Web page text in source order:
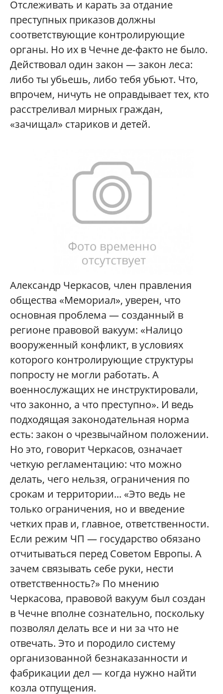
Отслеживать и карать за отдание
преступных приказов должны
соответствующие контролирующие
органы. Но их в Чечне де-факто не было.
Действовал один закон — закон леса:
либо ты убьешь, либо тебя убьют. Что,
впрочем, ничуть не оправдывает тех, кто
расстреливал мирных граждан,
«зачищал» стариков и детей.
Александр Черкасов, член правления
общества «Мемориал», уверен, что
основная проблема — созданный в
регионе правовой вакуум: «Налицо
вооруженный конфликт, в условиях
которого контролирующие структуры
попросту не могли работать. А
военнослужащих не инструктировали,
что законно, а что преступно». И ведь
подходящая законодательная норма
есть: закон о чрезвычайном положении.
Но это, говорит Черкасов, означает
четкую регламентацию: что можно
делать, чего нельзя, ограничения по
срокам и территории... «Это ведь не
только ограничения, но и введение
четких прав и, главное, ответственности.
Если режим ЧП — государство обязано
отчитываться перед Советом Европы. А
зачем связывать себе руки, нести
ответственность?» По мнению
Черкасова, правовой вакуум был создан
в Чечне вполне сознательно, поскольку
позволял делать все и ни за что не
отвечать. Это и породило систему
организованной безнаказанности и
фабрикации дел — когда нужно найти
козла отпущения.